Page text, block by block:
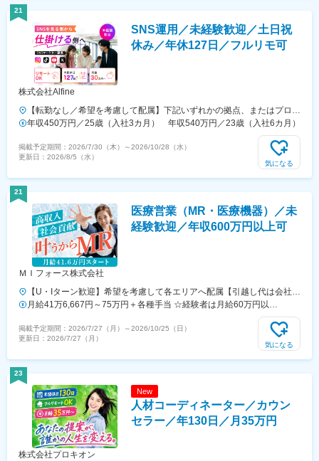
OPEN松本 ★2026年1月OPEN【中国・四国】広島 ★2025年8月OPEN
岡山 ★2026年6月OPEN◆詳しい住所は下部「勤務地一覧（33件）を
見る」よりご確認ください！※ご希望いただいた拠点へ配属します。
以上★経験やスキル等を考慮して決定します。※試用期間はありませ
ん。
21
SNS運用／未経験歓迎／土日祝
休み／年休127日／フルリモ可
株式会社Alfine
【転勤なし／希望を考慮して配属】下記いずれかの拠点、またはプロジ
ェクト先への配属となります。■東京都（新宿・渋谷・池袋）■大阪府
（梅田・心斎橋・なんば）【東京都】◆新宿◎都営新宿線「新宿三丁目
駅」より徒歩1分◎JR各線「新宿駅」より徒歩7分◆渋谷◎JR各線・東
急東横線・京王井の頭線「渋谷駅」より徒歩2分◆池袋◎JR各線・西武
斎橋駅」より徒歩7分◎堺筋線「堺筋本町駅」より徒歩8分◆なんば◎
御堂筋線・千日前線「なんば駅」より徒歩1分◎近鉄難波・奈良線「大
阪難波駅」より徒歩1分＜本社＞東京都豊島区南池袋1－16－15ダイヤ
ゲート4F※勤務地は希望を考慮のうえ決定します。※転居を伴う転勤は
ありません。※プロジェクト先により勤務地が変更となる場合がありま
す。※受動喫煙防止対策：あり
年収450万円／25歳（入社3カ月） 年収540万円／23歳（入社6カ月）
掲載予定期間： 2026/7/30（木） ～2026/10/28（水）
更新日： 2026/8/5（水）
気になる
21
医療営業（MR・医療機器）／未
経験歓迎／年収600万円以上可
ＭＩフォース株式会社
【U・Iターン歓迎】希望を考慮して各エリアへ配属【引越し代は会社全
額負担】■本社 東京都中央区築地1-13-1 銀座松竹スクエア9F■勤務エ
リア：（1）北海道：北海道（2）東北：青森・秋田・岩手・山形・宮
城・福島（3）関東：東京・神奈川・千葉・埼玉・茨城・栃木・群馬
（4）甲信越：新潟・長野・山梨（5）東海：愛知・岐阜・三重・静岡
本・佐賀・長崎・沖縄※勤務地限定～全国転勤（規定あり）の選択可能
※配属エリアは希望を考慮して決定いたします。希望範囲外への転勤は
ありません。※変更の範囲：会社の定める事業所（リモートワーク含
む）
月給41万6,667円～75万円＋各種手当 ☆経験者は月給60万円以
上！・・・・・・■未経験者：月給41万6,667円～＋各種手当※上記には
固定残業代（7万9,114円～／30時間分）を含みます。※超過分は別途全
額支給いたします。◎手当を含めれば初年度から年収600万円以上も可
収900万円以上も目指せる♪・・・・・・＼社員の年収例／ 800万円／
36歳（入社3年） 860万円／42歳（入社4年） 920万円／45歳（入社6
年） ※諸手当含む
掲載予定期間： 2026/7/27（月） ～2026/10/25（日）
更新日： 2026/7/27（月）
気になる
23
New
人材コーディネーター／カウン
セラー／年130日／月35万円
株式会社プロキオン